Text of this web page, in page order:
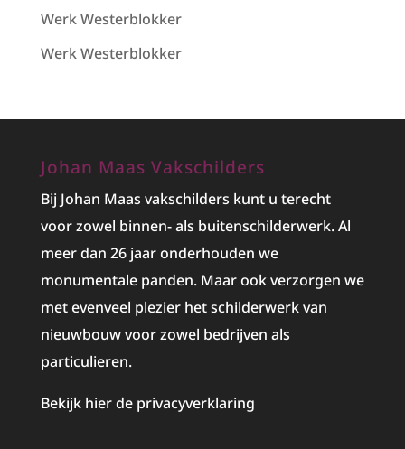
Werk Westerblokker
Werk Westerblokker
Johan Maas Vakschilders
Bij Johan Maas vakschilders kunt u terecht
voor zowel binnen- als buitenschilderwerk. Al
meer dan 26 jaar onderhouden we
monumentale panden. Maar ook verzorgen we
met evenveel plezier hetschilderwerkvan
nieuwbouw voor zowel bedrijven als
particulieren.
Bekijk hier de privacyverklaring